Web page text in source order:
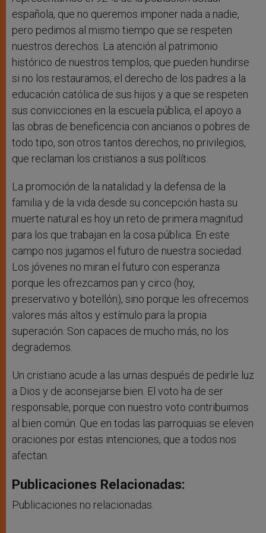
española, que no queremos imponer nada a nadie,
pero pedimos al mismo tiempo que se respeten
nuestros derechos. La atención al patrimonio
histórico de nuestros templos, que pueden hundirse
si no los restauramos, el derecho de los padres a la
educación católica de sus hijos y a que se respeten
sus convicciones en la escuela pública, el apoyo a
las obras de beneficencia con ancianos o pobres de
todo tipo, son otros tantos derechos, no privilegios,
que reclaman los cristianos a sus políticos.
La promoción de la natalidad y la defensa de la
familia y de la vida desde su concepción hasta su
muerte natural es hoy un reto de primera magnitud
para los que trabajan en la cosa pública. En este
campo nos jugamos el futuro de nuestra sociedad.
Los jóvenes no miran el futuro con esperanza
porque les ofrezcamos pan y circo (hoy,
preservativo y botellón), sino porque les ofrecemos
valores más altos y estímulo para la propia
superación. Son capaces de mucho más, no los
degrademos.
Un cristiano acude a las urnas después de pedirle luz
a Dios y de aconsejarse bien. El voto ha de ser
responsable, porque con nuestro voto contribuimos
al bien común. Que en todas las parroquias se eleven
oraciones por estas intenciones, que a todos nos
afectan.
Publicaciones Relacionadas:
Publicaciones no relacionadas.